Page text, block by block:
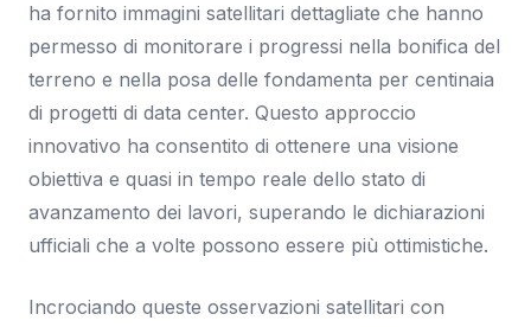
ha fornito immagini satellitari dettagliate che hanno
permesso di monitorare i progressi nella bonifica del
terreno e nella posa delle fondamenta per centinaia
di progetti di data center. Questo approccio
innovativo ha consentito di ottenere una visione
obiettiva e quasi in tempo reale dello stato di
avanzamento dei lavori, superando le dichiarazioni
ufficiali che a volte possono essere più ottimistiche.
Incrociando queste osservazioni satellitari con